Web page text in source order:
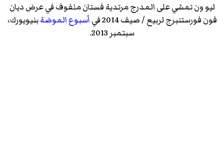
ليو ون تمشي على المدرج مرتدية فستان ملفوف في عرض ديان
فون فورستنبرج لربيع / صيف 2014 في
أسبوع الموضةبنيويورك،
سبتمبر 2013.